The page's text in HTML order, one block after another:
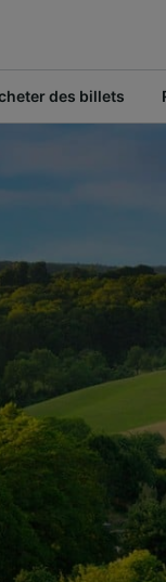
des billets